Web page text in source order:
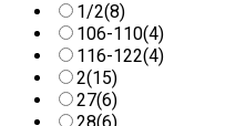
1/2(8)
106-110(4)
116-122(4)
2(15)
27(6)